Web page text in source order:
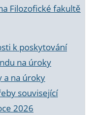
Filozofické fakultě
k poskytování
na úroky
a na úroky
související
2026